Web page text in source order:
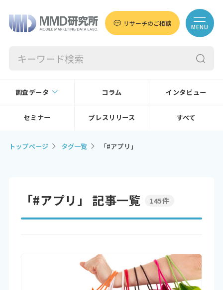
リサーチのご相談 MENU
調査データ コラム インタビュー
セミナー プレスリリース すべて
トップページ タグ一覧 「#アプリ」
「#アプリ」 記事一覧 145件